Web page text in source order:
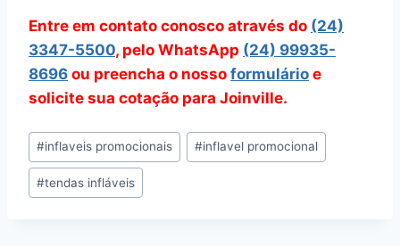
Entre em contato conosco através do (24)
3347-5500, pelo WhatsApp (24) 99935-
8696 ou preencha o nosso formulário e
solicite sua cotação para Joinville.
Tags
do
Post:
#inflaveis promocionais #inflavel promocional
#tendas infláveis